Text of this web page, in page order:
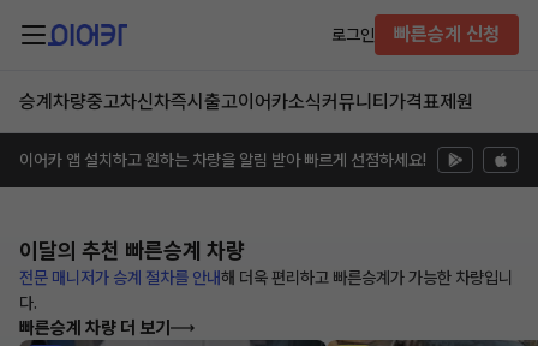
로그인 빠른승계 신청
승계차량중고차신차즉시출고이어카소식커뮤니티 가격표제원
이어카 앱 설치하고 원하는 차량을 알림 받아 빠르게 선점하세요!
이달의 추천 빠른승계 차량
전문 매니저가 승계 절차를 안내해 더욱 편리하고 빠른승계가 가능한 차량입니
다.
빠른승계 차량 더 보기